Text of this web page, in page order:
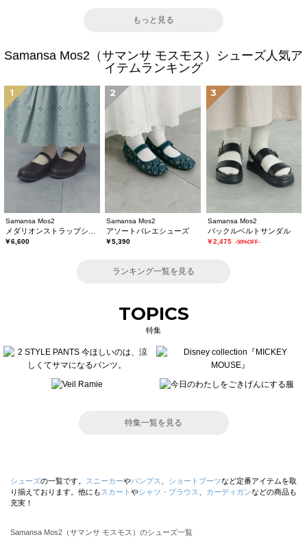
もっと見る
Samansa Mos2（サマンサ モスモス）シューズ人気ア
イテムランキング
1
Samansa Mos2
￥6,600
2
Samansa Mos2
アソートバレエシューズ
￥5,390
3
Samansa Mos2
バックルベルトサンダル
￥2,475 -50%OFF-
ランキング一覧を見る
TOPICS
特集
特集一覧を見る
シューズの一覧です。 スニーカーやパンプス ショートブーツなど定番アイテムを取
り揃えております。他にも スカート やシャツ・ブラウス カーディガンなどの商品も
充実！
Samansa Mos2（サマンサ モスモス）のシューズ一覧